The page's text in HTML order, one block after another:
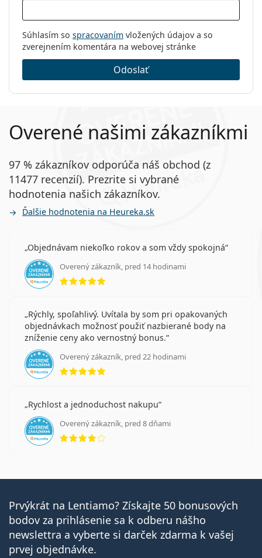
Súhlasím so spracovaním vložených údajov a so
zverejnením komentára na webovej stránke
Odoslať
Overené našimi zákazníkmi
97 % zákazníkov odporúča náš obchod (z
11477 recenzií). Prezrite si vybrané
hodnotenia našich zákazníkov.
Ďalšie hodnotenia na Heureka.sk
Objednávam niekoľko rokov a som vždy spokojná
Overený zákazník, pred 14 hodinami
hodnotenie 5 z 5
Rýchly, spoľahlivý. Uvítala by som pri opakovaných
objednávkach možnosť použiť nazbierané body na
zníženie ceny ako vernostný bonus.
Overený zákazník, pred 22 hodinami
hodnotenie 5 z 5
Rychlost a jednoduchost nakupu
Overený zákazník, pred 8 dňami
hodnotenie 4 z 5
Prvýkrát na Lentiamo? Získajte 50 bonusových
bodov za prihlásenie sa k odberu nášho
newslettra a vyberte si darček zdarma k vašej
prvej objednávke.